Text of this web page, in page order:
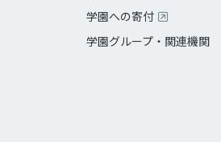
学園への寄付
学園グループ・関連機関